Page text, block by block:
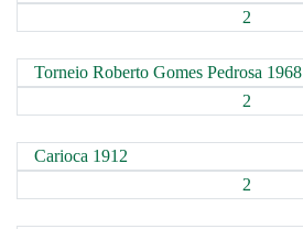
2
Torneio Roberto Gomes Pedrosa 1968
2
Carioca 1912
2